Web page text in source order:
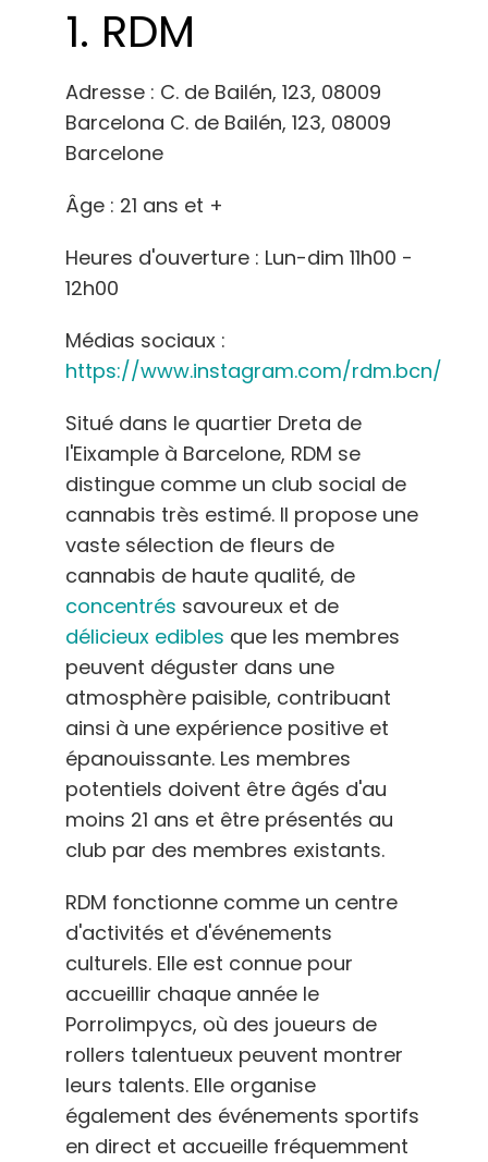
1. RDM
Adresse : C. de Bailén, 123, 08009
Barcelona C. de Bailén, 123, 08009
Barcelone
Âge : 21 ans et +
Heures d'ouverture : Lun-dim 11h00 -
12h00
Médias sociaux :
https://www.instagram.com/rdm.bcn/
Situé dans le quartier Dreta de
l'Eixample à Barcelone, RDM se
distingue comme un club social de
cannabis très estimé. Il propose une
vaste sélection de fleurs de
cannabis de haute qualité, de
concentrés savoureux et de
délicieux edibles que les membres
peuvent déguster dans une
atmosphère paisible, contribuant
ainsi à une expérience positive et
épanouissante. Les membres
potentiels doivent être âgés d'au
moins 21 ans et être présentés au
club par des membres existants.
RDM fonctionne comme un centre
d'activités et d'événements
culturels. Elle est connue pour
accueillir chaque année le
Porrolimpycs, où des joueurs de
rollers talentueux peuvent montrer
leurs talents. Elle organise
également des événements sportifs
en direct et accueille fréquemment